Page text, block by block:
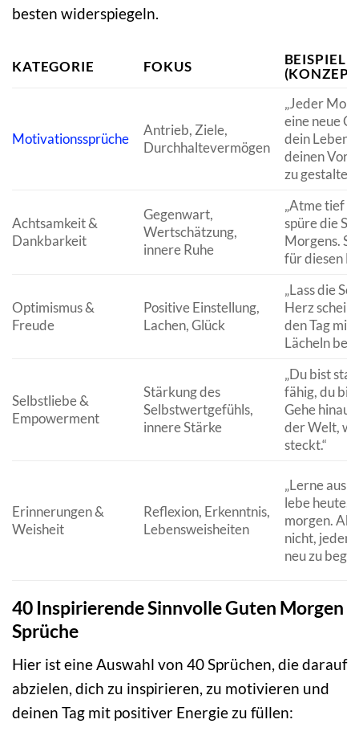
besten widerspiegeln.
KATEGORIE FOKUS
BEISPIELE
Motivationssprüche
Antrieb, Ziele,
Durchhaltevermögen
„Jeder
eine neue
dein Leben
deinen
zu
Achtsamkeit &
Dankbarkeit
Gegenwart,
Wertschätzung,
innere Ruhe
„Atme tief
spüre die
Morgens.
für diesen
Optimismus &
Freude
Positive Einstellung,
Lachen, Glück
„Lass die
Herz
den Tag mit
Lächeln
Selbstliebe &
Empowerment
Stärkung des
Selbstwertgefühls,
innere Stärke
„Du bist
fähig, du
Gehe
der Welt,
steckt.“
Erinnerungen &
Weisheit
Reflexion, Erkenntnis,
Lebensweisheiten
„Lerne aus
lebe heute,
morgen.
nicht, jeden
neu zu
40 Inspirierende Sinnvolle Guten Morgen
Sprüche
Hier ist eine Auswahl von 40 Sprüchen, die darauf
abzielen, dich zu inspirieren, zu motivieren und
deinen Tag mit positiver Energie zu füllen: